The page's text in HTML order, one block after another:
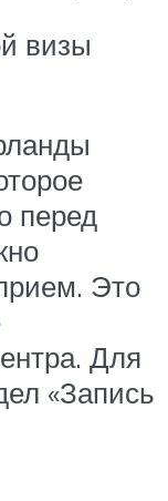
визы
перед
Это
Для
«Запись